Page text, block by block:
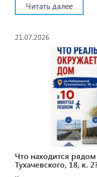
Читать далее
21.07.2026
Что находится
Тухачевского, 18, к.